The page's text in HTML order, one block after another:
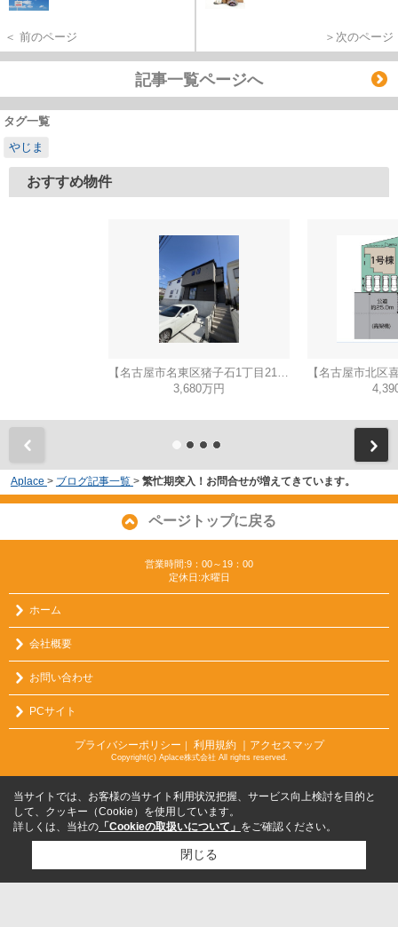
＜ 前のページ ＞次のページ
記事一覧ページへ
タグ一覧
やじま
おすすめ物件
【名古屋市名東区猪子石1丁目2104新築戸建2号棟】✨️仲介手数料無料✨️猪子石小学校・猪高中学校
3,680万円
Aplace > ブログ記事一覧 > 繁忙期突入！お問合せが増えてきています。
ページトップに戻る
営業時間:9：00～19：00
定休日:水曜日
ホーム
会社概要
お問い合わせ
PCサイト
プライバシーポリシー 利用規約 ｜アクセスマップ
Copyright(c) Aplace株式会社 All rights reserved.
当サイトでは、お客様の当サイト利用状況把握、サービス向上検討を目的と
して、クッキー（Cookie）を使用しています。
詳しくは、当社の 「Cookieの取扱いについて」 をご確認ください。
閉じる